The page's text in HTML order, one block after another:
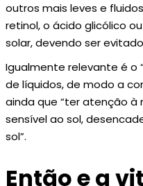
outros mais leves e
retinol, o ácido glicólico
solar, devendo ser
Igualmente relevante é o “
de líquidos, de modo a
ainda que “ter atenção à
sensível ao sol,
sol”.
Então e a